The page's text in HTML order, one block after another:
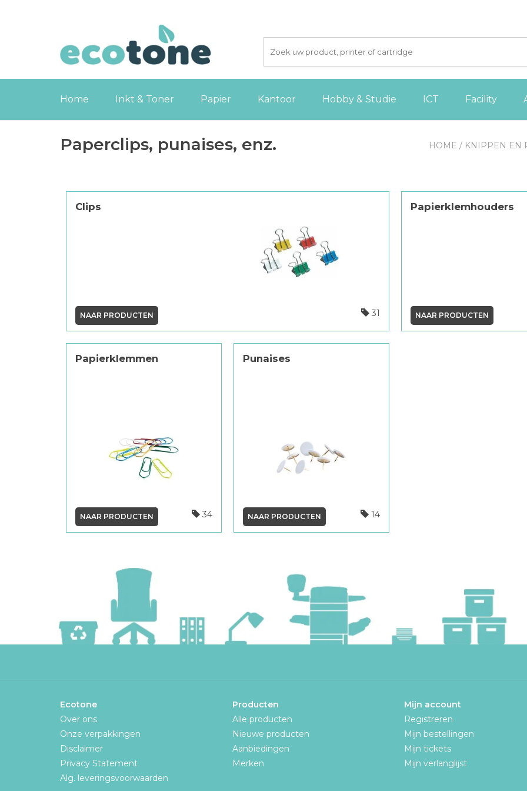
Home Inkt & Toner Papier Kantoor Hobby & Studie ICT Facility
Paperclips, punaises, enz. HOME / KNIPPEN EN
Clips
NAAR PRODUCTEN 31
Papierklemhouders
NAAR PRODUCTEN
Papierklemmen
NAAR PRODUCTEN 34
Punaises
NAAR PRODUCTEN 14
Ecotone
Over ons
Onze verpakkingen
Disclaimer
Privacy Statement
Alg. leveringsvoorwaarden
Producten
Alle producten
Nieuwe producten
Aanbiedingen
Merken
Mijn account
Registreren
Mijn bestellingen
Mijn tickets
Mijn verlanglijst